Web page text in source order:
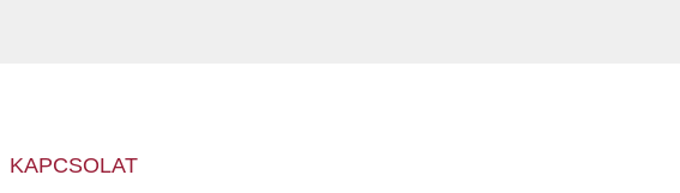
KAPCSOLAT